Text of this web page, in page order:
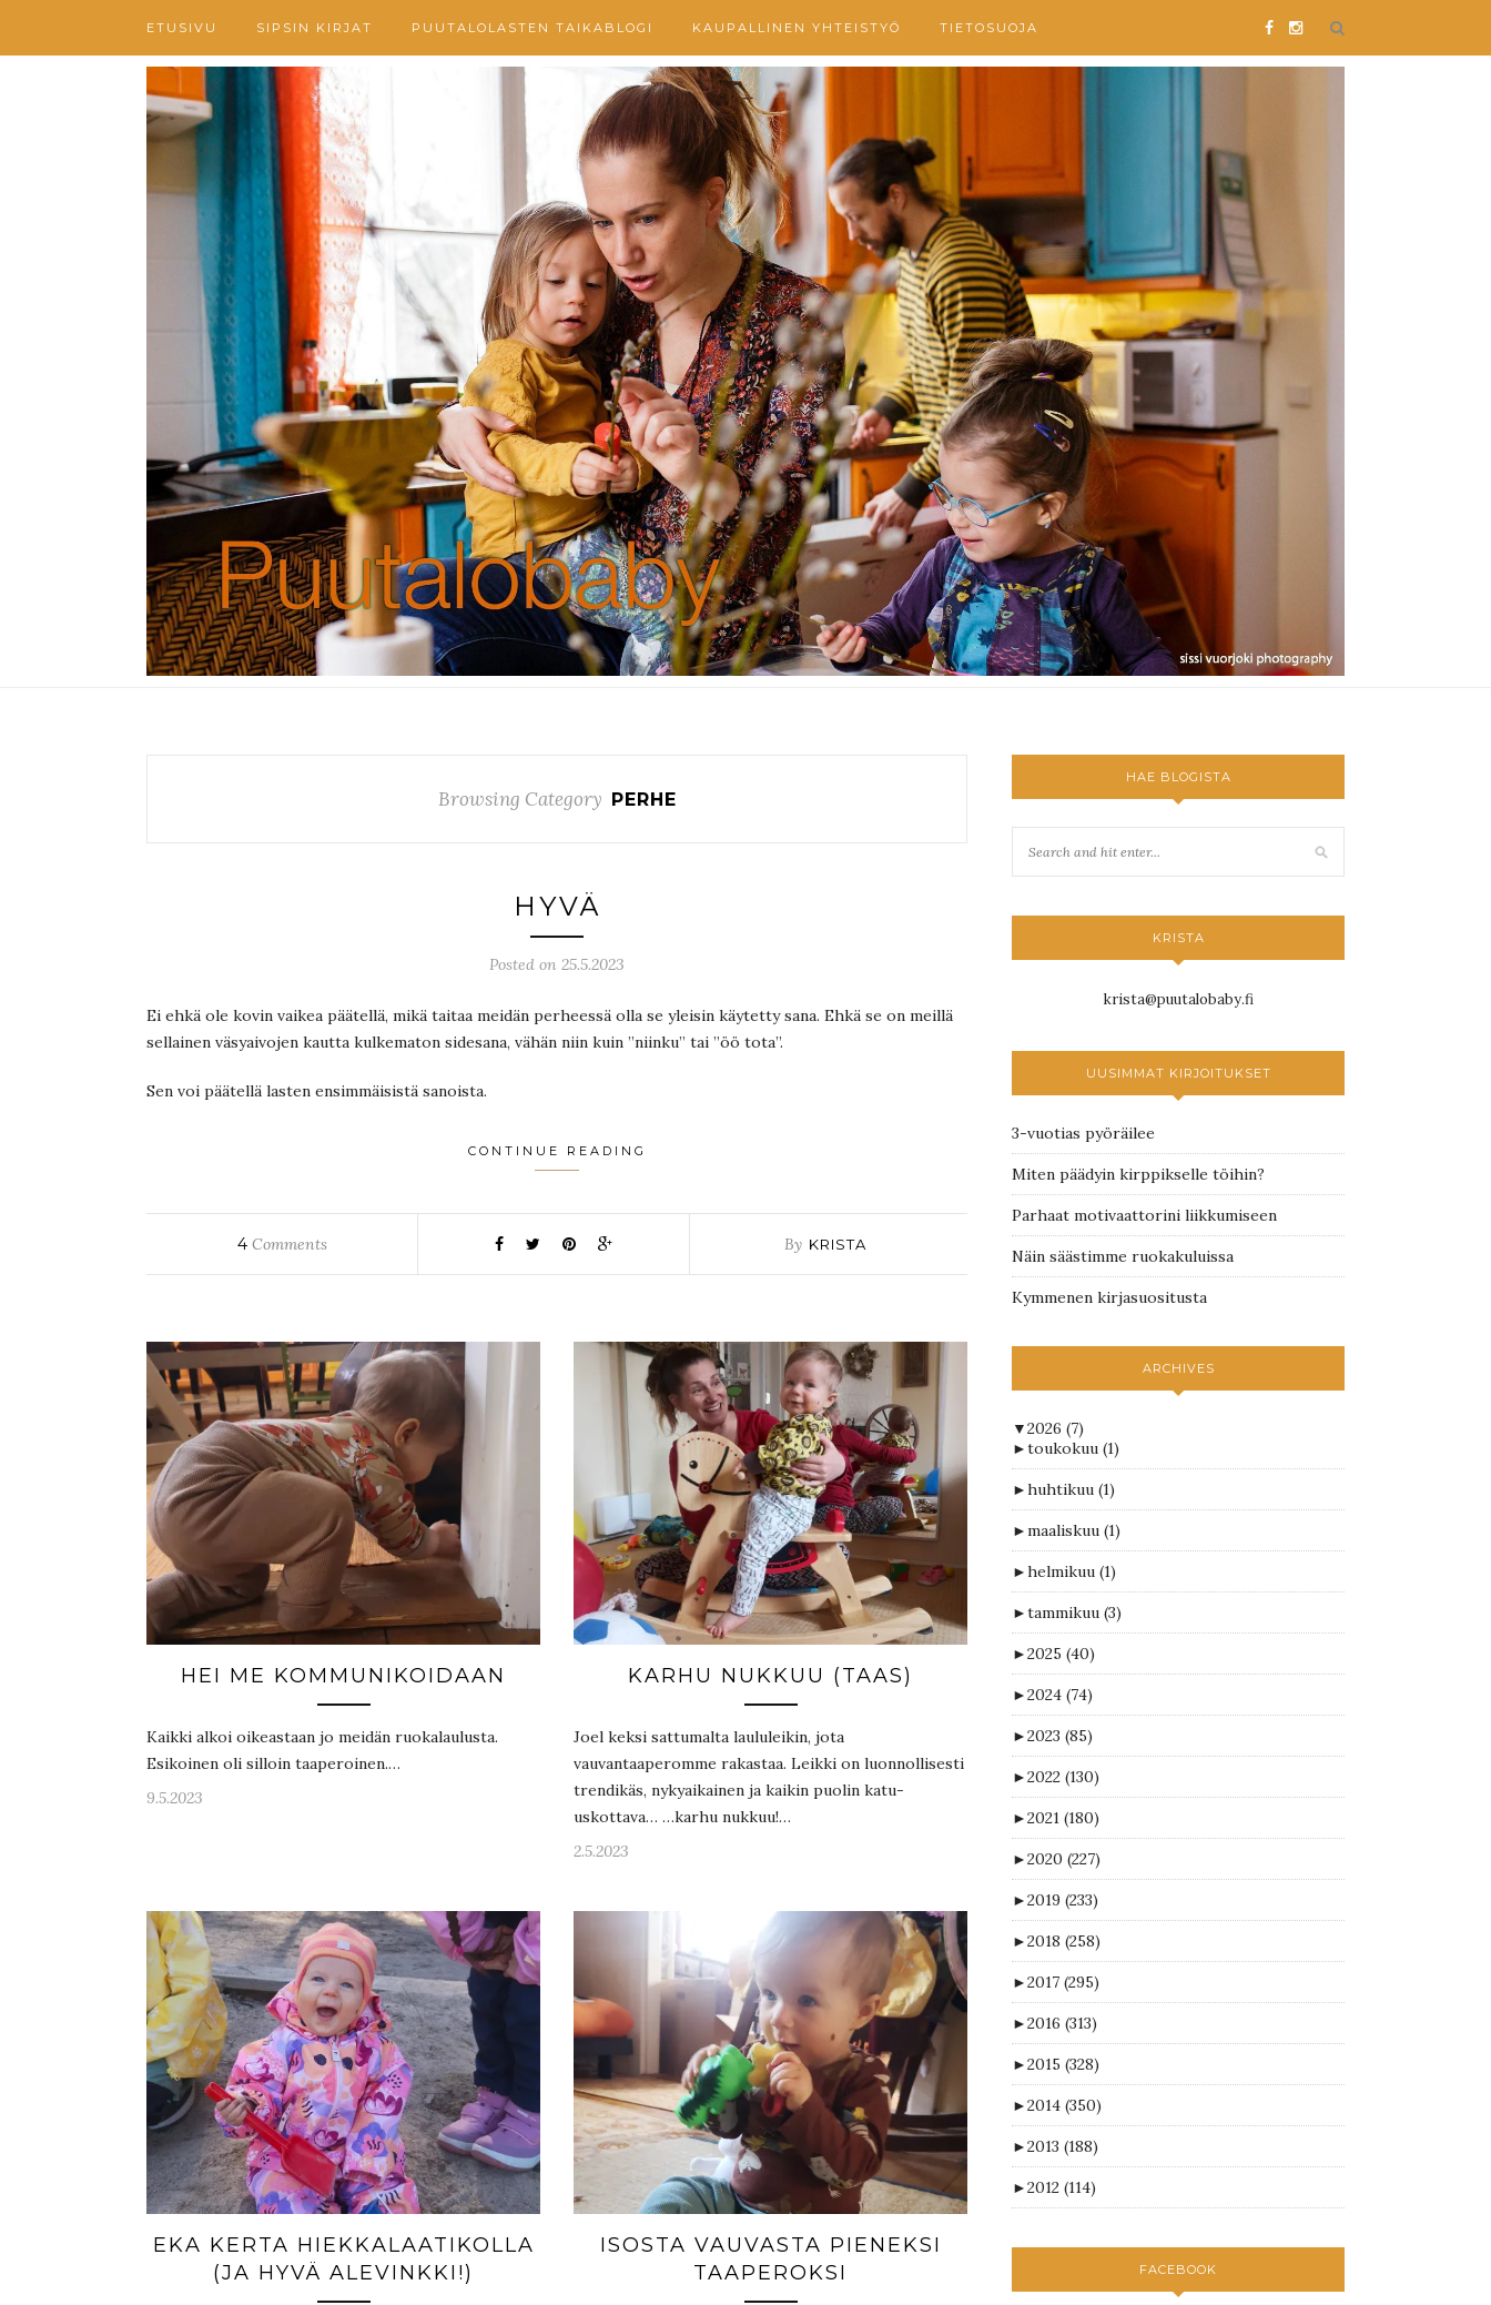
ETUSIVU SIPSIN KIRJAT PUUTALOLASTEN TAIKABLOGI KAUPALLINEN YHTEISTYÖ TIETOSUOJA
Browsing Category PERHE
HYVÄ
Posted on 25.5.2023
Ei ehkä ole kovin vaikea päätellä, mikä taitaa meidän perheessä olla se yleisin käytetty sana. Ehkä se on meillä
sellainen väsyaivojen kautta kulkematon sidesana, vähän niin kuin ”niinku” tai ”öö tota”.
Sen voi päätellä lasten ensimmäisistä sanoista.
CONTINUE READING
4Comments By KRISTA
HEI ME KOMMUNIKOIDAAN
Kaikki alkoi oikeastaan jo meidän ruokalaulusta.
Esikoinen oli silloin taaperoinen.…
9.5.2023
KARHU NUKKUU (TAAS)
Joel keksi sattumalta laululeikin, jota
vauvantaaperomme rakastaa. Leikki on luonnollisesti
trendikäs, nykyaikainen ja kaikin puolin katu-
uskottava… …karhu nukkuu!…
2.5.2023
EKA KERTA HIEKKALAATIKOLLA
(JA HYVÄ ALEVINKKI!)
ISOSTA VAUVASTA PIENEKSI
TAAPEROKSI
HAE BLOGISTA
KRISTA
krista@puutalobaby.fi
UUSIMMAT KIRJOITUKSET
3-vuotias pyöräilee
Miten päädyin kirppikselle töihin?
Parhaat motivaattorini liikkumiseen
Näin säästimme ruokakuluissa
Kymmenen kirjasuositusta
ARCHIVES
▼2026 (7)
►toukokuu (1)
►huhtikuu (1)
►maaliskuu (1)
►helmikuu (1)
►tammikuu (3)
►2025 (40)
►2024 (74)
►2023 (85)
►2022 (130)
►2021 (180)
►2020 (227)
►2019 (233)
►2018 (258)
►2017 (295)
►2016 (313)
►2015 (328)
►2014 (350)
►2013 (188)
►2012 (114)
FACEBOOK